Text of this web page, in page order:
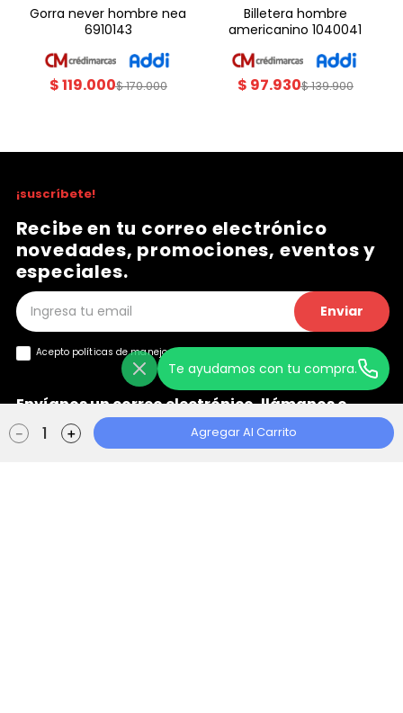
＋
－ Agregar Al Carrito
gorra never hombre nea
6910143
$119.000$170.000
billetera hombre
americanino 1040041
$ 97.930$139.900
Te ayudamos con tu compra.
¡suscríbete!
Recibe en tu correo electrónico
novedades, promociones, eventos y
especiales.
Enviar
Acepto políticas de manejo de
Envíanos un correo electrónico, llámanos o
chatea con nosotros
+
Ayuda
+